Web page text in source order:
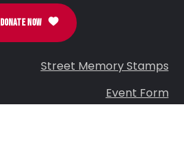
DONATE NOW
Street Memory Stamps
Event Form